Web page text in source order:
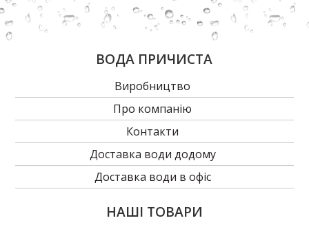
ВОДА ПРИЧИСТА
Виробництво
Про компанію
Контакти
Доставка води додому
Доставка води в офіс
НАШІ ТОВАРИ